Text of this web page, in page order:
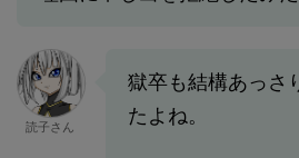
読子さん
獄卒も結構あっさ
たよね。